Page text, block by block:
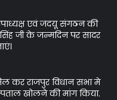
एवं जदयू संगठन की
सिंह जी के जन्मदिन पर सादर
कर राजपुर विधान सभा मे
खोलने की मांग किया.